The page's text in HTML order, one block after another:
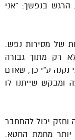
הרגש בנפשך: “אני
של מסירות נפש.
רק מתוך גבורה
נקנה ע”י כך, שאדם
ומבקש שייתנו לו
וחזק יכול להתחבר
יותר מחמת החטא.